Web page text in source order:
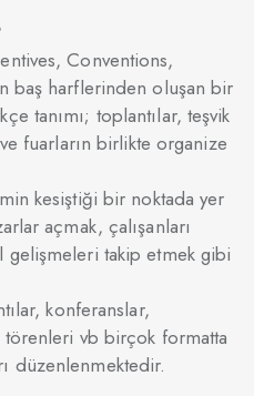
Conventions,
baş harflerinden oluşan bir
tanımı; toplantılar, teşvik
fuarların birlikte organize
kesiştiği bir noktada yer
açmak, çalışanları
gelişmeleri takip etmek gibi
konferanslar,
vb birçok formatta
düzenlenmektedir.